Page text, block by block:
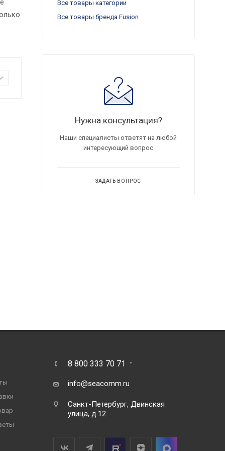
Все товары категории
Все товары бренда Fusion
Нужна консультация?
Наши специалисты ответят на любой
интересующий вопрос
ЗАДАТЬ ВОПРОС
8 800 333 70 71
info@seacomm.ru
Санкт-Петербург, Двинская
улица, д.12